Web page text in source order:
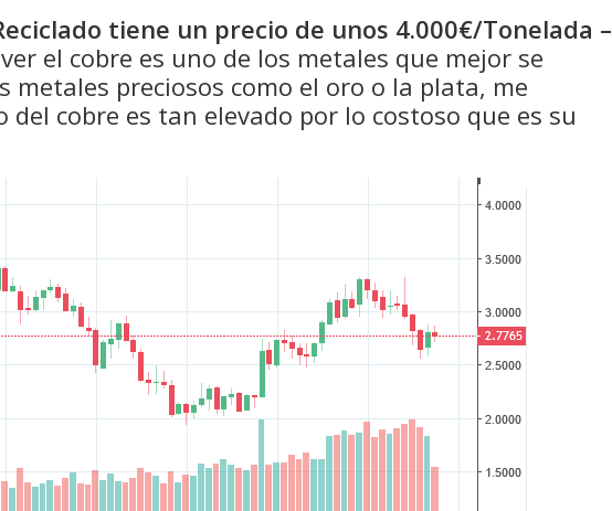
tiene un precio de unos 4.000€/Tonelada –
el cobre es uno de los metales que mejor se
metales preciosos como el oro o la plata, me
del cobre es tan elevado por lo costoso que es su